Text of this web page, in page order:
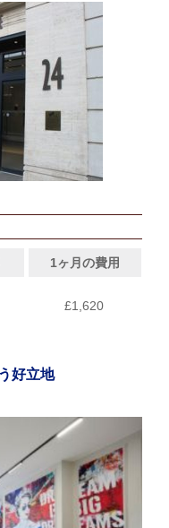
1ヶ月の費用
£1,620
好立地